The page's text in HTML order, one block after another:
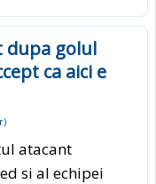
dupa golul
ca aici e
)
atacant
si al echipei